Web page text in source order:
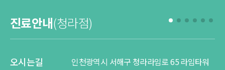
진료안내(청라점)
오시는길
인천광역시 서해구 청라라임로 65 라임타워